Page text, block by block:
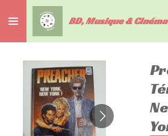
au
contenu
BD, Musique & Cinéma